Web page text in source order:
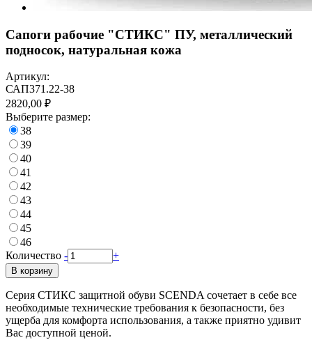
Сапоги рабочие "СТИКС" ПУ, металлический
подносок, натуральная кожа
Артикул:
САП371.22-38
2820,00 ₽
Выберите размер:
38
39
40
41
42
43
44
45
46
Количество - +
В корзину
Серия СТИКС защитной обуви SCENDA сочетает в себе все
необходимые технические требования к безопасности, без
ущерба для комфорта использования, а также приятно удивит
Вас доступной ценой.